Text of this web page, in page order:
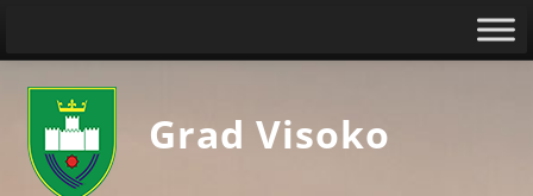
Grad Visoko